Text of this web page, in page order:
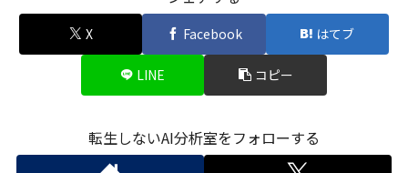
X Facebook はてブ
LINE コピー
転生しないAI分析室をフォローする